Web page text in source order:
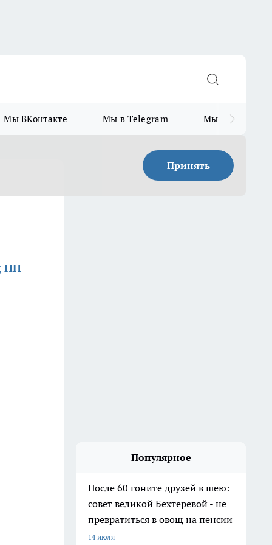
Мы ВКонтакте Мы в Telegram Мы в MAX
Принять
НН
Популярное
После 60 гоните друзей в шею:
совет великой Бехтеревой - не
превратиться в овощ на пенсии
14 июля